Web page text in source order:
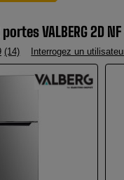
VALBERG 2D NF
Lire
14
avis.
même
(14) Interrogez un